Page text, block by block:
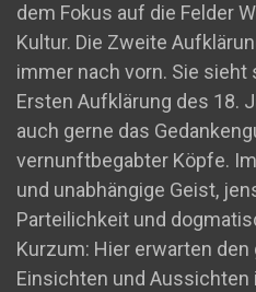
dem Fokus auf die Felder
Kultur. Die Zweite
immer nach vorn. Sie sieht
Ersten Aufklärung des 18.
auch gerne das
vernunftbegabter Köpfe.
und unabhängige Geist,
Parteilichkeit und
Kurzum: Hier erwarten
Einsichten und